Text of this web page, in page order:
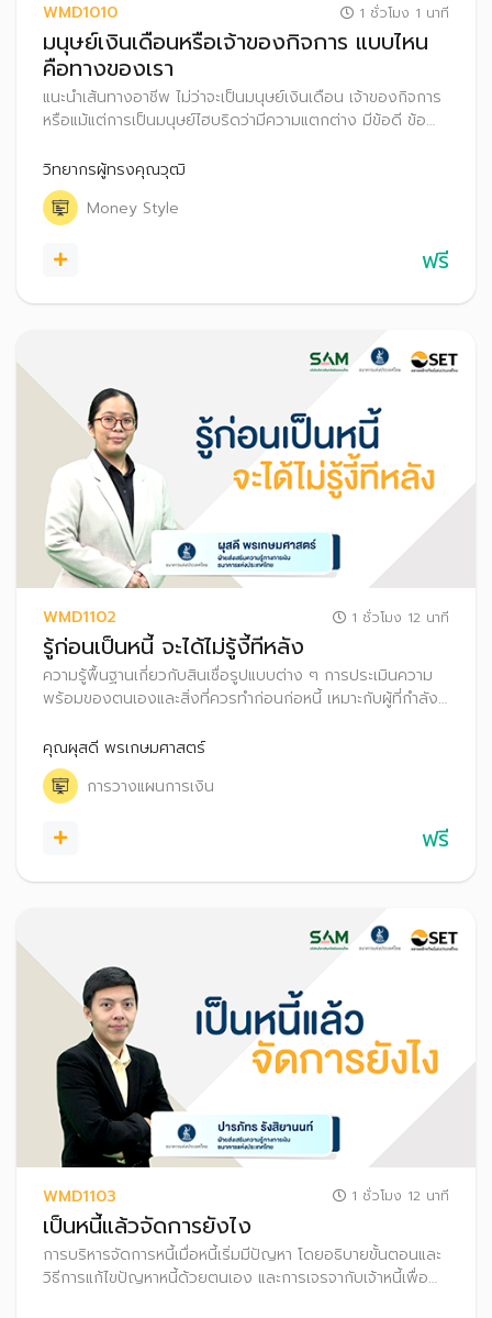
WMD1010 1 ชั่วโมง 1 นาที
มนุษย์เงินเดือนหรือเจ้าของกิจการ แบบไหน
คือทางของเรา
แนะนำเส้นทางอาชีพ ไม่ว่าจะเป็นมนุษย์เงินเดือน เจ้าของกิจการ
หรือแม้แต่การเป็นมนุษย์ไฮบริดว่ามีความแตกต่าง มีข้อดี ข้อ
ทุกเส้นทางอาชีพ
วิทยากรผู้ทรงคุณวุฒิ
Money Style
ฟรี
WMD1102 1 ชั่วโมง 12 นาที
รู้ก่อนเป็นหนี้ จะได้ไม่รู้งี้ทีหลัง
ความรู้พื้นฐานเกี่ยวกับสินเชื่อรูปแบบต่าง ๆ การประเมินความ
พร้อมของตนเองและสิ่งที่ควรทำก่อนก่อหนี้ เหมาะกับผู้ที่กำลัง
คุณผุสดี พรเกษมศาสตร์
การวางแผนการเงิน
ฟรี
WMD1103 1 ชั่วโมง 12 นาที
เป็นหนี้แล้วจัดการยังไง
การบริหารจัดการหนี้เมื่อหนี้เริ่มมีปัญหา โดยอธิบายขั้นตอนและ
วิธีการแก้ไขปัญหาหนี้ด้วยตนเอง และการเจรจากับเจ้าหนี้เพื่อ